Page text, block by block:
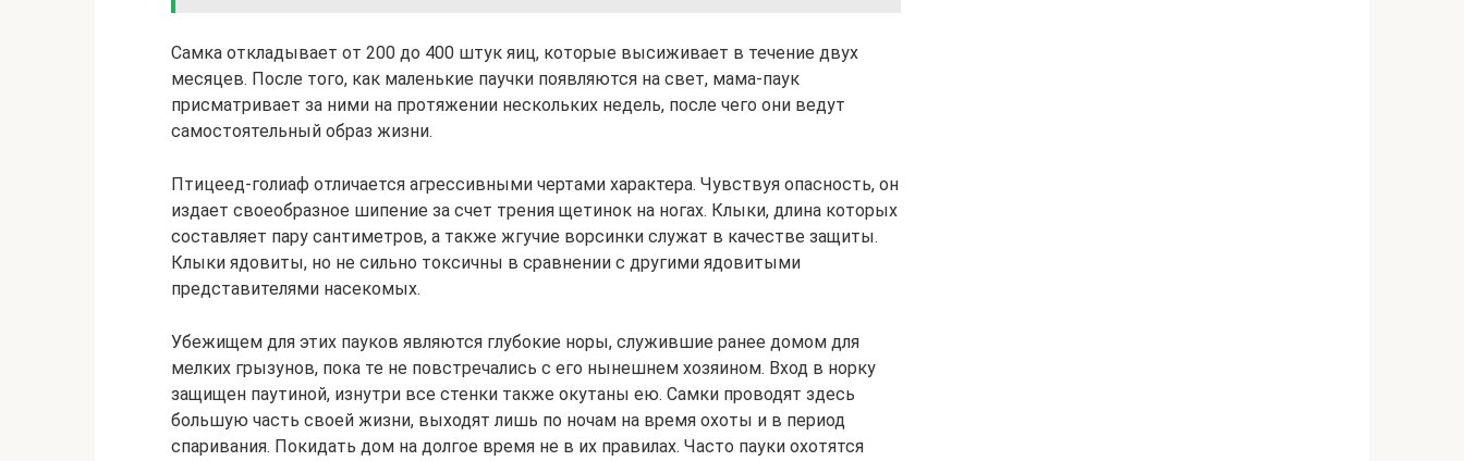
Самка откладывает от 200 до 400 штук яиц, которые высиживает в течение двух
месяцев. После того, как маленькие паучки появляются на свет, мама-паук
присматривает за ними на протяжении нескольких недель, после чего они ведут
самостоятельный образ жизни.
Птицеед-голиаф отличается агрессивными чертами характера. Чувствуя опасность, он
издает своеобразное шипение за счет трения щетинок на ногах. Клыки, длина которых
составляет пару сантиметров, а также жгучие ворсинки служат в качестве защиты.
Клыки ядовиты, но не сильно токсичны в сравнении с другими ядовитыми
представителями насекомых.
Убежищем для этих пауков являются глубокие норы, служившие ранее домом для
мелких грызунов, пока те не повстречались с его нынешнем хозяином. Вход в норку
защищен паутиной, изнутри все стенки также окутаны ею. Самки проводят здесь
большую часть своей жизни, выходят лишь по ночам на время охоты и в период
спаривания. Покидать дом на долгое время не в их правилах. Часто пауки охотятся